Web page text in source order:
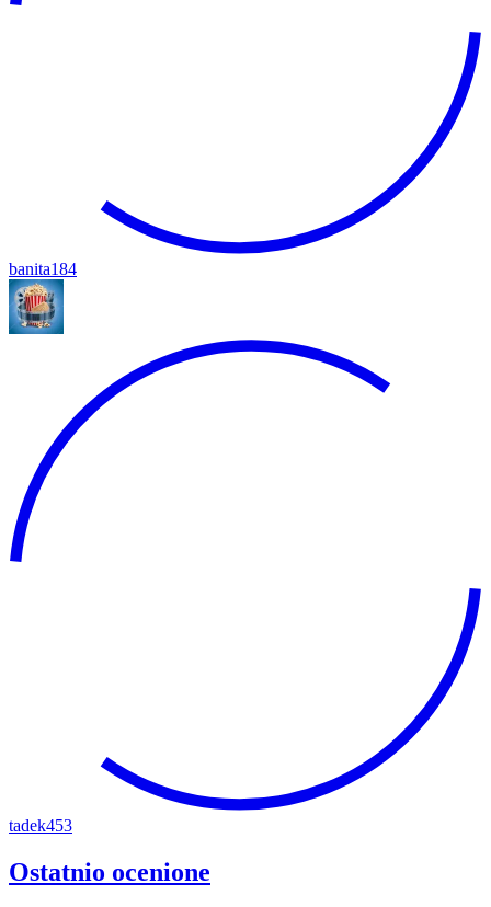
banita184
tadek453
Ostatnio ocenione